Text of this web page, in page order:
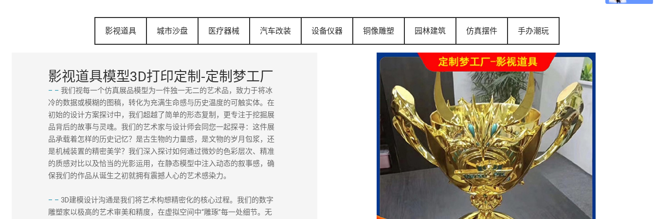
影视道具 城市沙盘 医疗器械 汽车改装 设备仪器 铜像雕塑 园林建筑 仿真摆件 手办潮玩
影视道具模型3D打印定制-定制梦工厂
– – 我们视每一个仿真展品模型为一件独一无二的艺术品，致力于将冰
冷的数据或模糊的图稿，转化为充满生命感与历史温度的可触实体。在
初始的设计方案探讨中，我们超越了简单的形态复制，更专注于挖掘展
品背后的故事与灵魂。我们的艺术家与设计师会同您一起探寻：这件展
品承载着怎样的历史记忆？是古生物的力量感，是文物的岁月包浆，还
是机械装置的精密美学？我们深入探讨如何通过微妙的色彩层次、精准
的质感对比以及恰当的光影运用，在静态模型中注入动态的叙事感，确
保我们的作品从诞生之初就拥有震撼人心的艺术感染力。
– – 3D建模设计沟通是我们将艺术构想精密化的核心过程。我们的数字
雕塑家以极高的艺术审美和精度，在虚拟空间中“雕琢”每一处细节。无